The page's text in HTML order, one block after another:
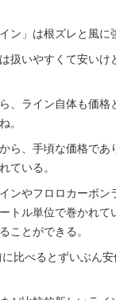
ン」は根ズレと風に
扱いやすくて安い
、ライン自体も価格
。
ら、手頃な価格であ
ている。
ンやフロロカーボン
トル単位で巻かれて
ことができる。
比べるとずいぶん